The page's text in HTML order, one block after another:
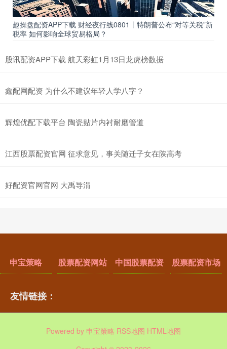
趣操盘配资APP下载 财经夜行线0801丨特朗普公布“对等关税”新
税率 如何影响全球贸易格局？
股讯配资APP下载 航天彩虹1月13日龙虎榜数据
鑫配网配资 为什么不建议年轻人学八字？
辉煌优配下载平台 陶瓷贴片内衬耐磨管道
江西股票配资官网 征求意见，事关随迁子女在陕高考
好配资官网官网 大禹导渭
申宝策略 股票配资网站 中国股票配资 股票配资市场
友情链接：
Powered by 申宝策略 RSS地图 HTML地图